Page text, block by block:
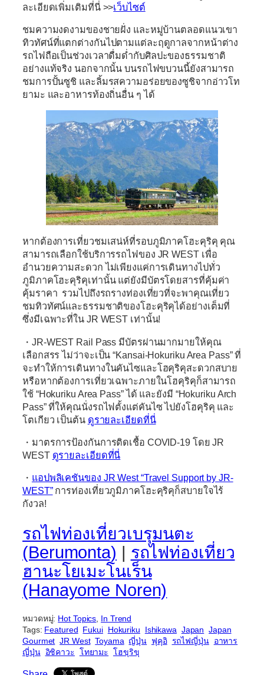
ละเอียดเพิ่มเติมที่นี่ >>เว็บไซต์
ชมความงดงามของชายฝั่ง และหมู่บ้านตลอดแนวเขา
ทิวทัศน์ที่แตกต่างกันไปตามแต่ละฤดูกาลจากหน้าต่าง
รถไฟถือเป็นช่วงเวลาดื่มด่ำกับศิลปะของธรรมชาติ
อย่างแท้จริง นอกจากนั้น บนรถไฟขบวนนี้ยังสามารถ
ชมการปั้นซูชิ และลิ้มรสความอร่อยของซูชิจากอ่าวโท
ยามะ และอาหารท้องถิ่นอื่น ๆ ได้
หากต้องการเที่ยวชมเสน่ห์ที่รอบภูมิภาคโฮะคุริคุ คุณ
สามารถเลือกใช้บริการรถไฟของ JR WESTเพื่อ
อำนวยความสะดวก ไม่เพียงแค่การเดินทางไปทั่ว
ภูมิภาคโฮะคุริคุเท่านั้น แต่ยังมีบัตรโดยสารที่คุ้มค่า
คุ้มราคา รวมไปถึงรถรางท่องเที่ยวที่จะพาคุณเที่ยว
ชมทิวทัศน์และธรรมชาติของโฮะคุริคุได้อย่างเต็มที่
ซึ่งมีเฉพาะที่ใน JR WEST เท่านั้น!
・ JR-WEST Rail Pass มีบัตรผ่านมากมายให้คุณ
เลือกสรร ไม่ว่าจะเป็น“Kansai-Hokuriku Area Pass”ที่
จะทำให้การเดินทางในคันไซและโฮคุริคุสะดวกสบาย
หรือหากต้องการเที่ยวเฉพาะภายในโฮคุริคุก็สามารถ
ใช้“Hokuriku Area Pass”ได้ และยังมี “Hokuriku Arch
Pass”ที่ให้คุณนั่งรถไฟตั้งแต่คันไซ ไปยังโฮคุริคุ และ
โตเกียว เป็นต้น ดูรายละเอียดที่นี่
・มาตรการป้องกันการติดเชื้อ COVID-19 โดย JR
WEST ดูรายละเอียดที่นี่
・ แอปพลิเคชันของ JR West “Travel Support by JR-
WEST”การท่องเที่ยวภูมิภาคโฮะคุริคุก็สบายใจไร้
กังวล!
รถไฟท่องเที่ยวเบรุมนตะ
(Berumonta) | รถไฟท่องเที่ยว
ฮานะโยเมะโนเร็น
(Hanayome Noren)
หมวดหมู่: Hot Topics, In Trend
Tags: Featured Fukui Hokuriku Ishikawa Japan Japan
Gourmet JR West Toyama ญี่ปุ่น ฟุคุอิ รถไฟญี่ปุ่น อาหาร
ญี่ปุ่น อิชิคาวะ โทยามะ โฮขุริขุ